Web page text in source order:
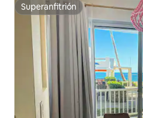
Superanfitrión
Superanfitrión